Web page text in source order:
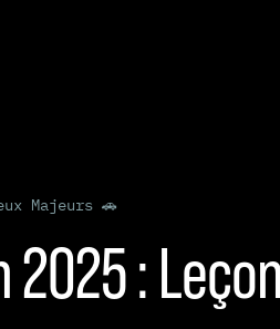
Majeurs 🚗
2025 :